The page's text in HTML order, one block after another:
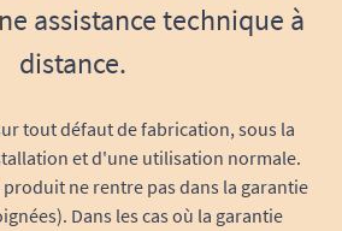
assistance technique à
distance.
tout défaut de fabrication, sous la
et d'une utilisation normale.
ne rentre pas dans la garantie
Dans les cas où la garantie